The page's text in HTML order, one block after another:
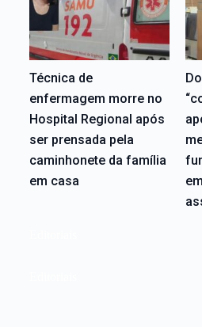
Técnica de
enfermagem morre no
Hospital Regional após
ser prensada pela
caminhonete da família
em casa